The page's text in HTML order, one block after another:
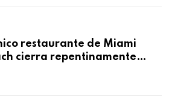
restaurante de Miami
cierra repentinamente